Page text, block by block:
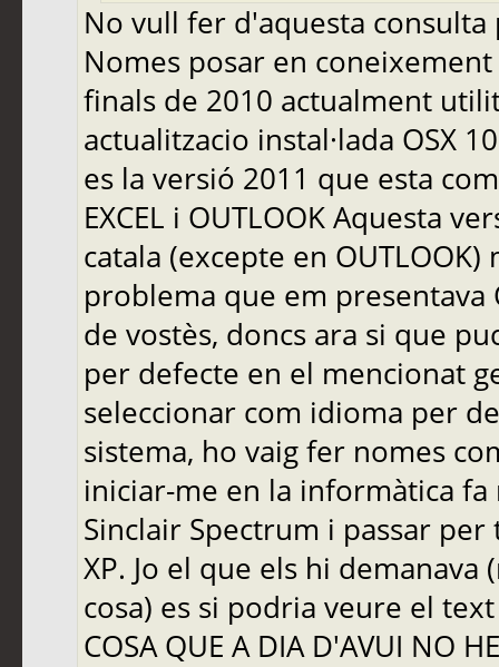
No vull fer d'aquesta
Nomes posar en
finals de 2010 actualment
actualitzacio instal·lada OSX
es la versió 2011 que esta
EXCEL i OUTLOOK Aquesta
catala (excepte en
problema que em
de vostès, doncs ara si que
per defecte en el mencionat
seleccionar com idioma per
sistema, ho vaig fer nomes
iniciar-me en la informàtica
Sinclair Spectrum i passar
XP. Jo el que els hi
cosa) es si podria veure el text
COSA QUE A DIA D'AVUI NO